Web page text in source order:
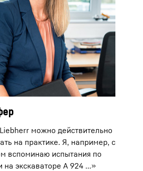
можно действительно
на практике. Я, например, с
вспоминаю испытания по
экскаваторе A 924 ...»